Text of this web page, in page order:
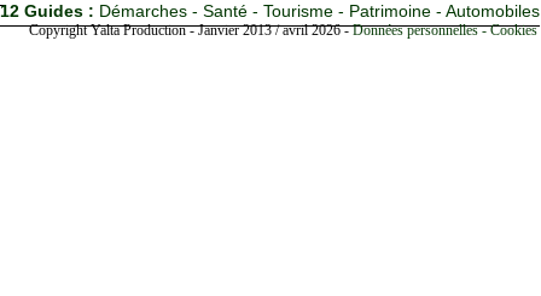
12 Guides : Démarches - Santé - Tourisme - Patrimoine - Automobiles
Copyright Yalta Production - Janvier 2013 / avril 2026 -Données personnelles -